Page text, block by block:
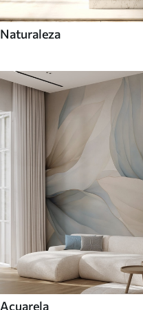
Naturaleza
Acuarela